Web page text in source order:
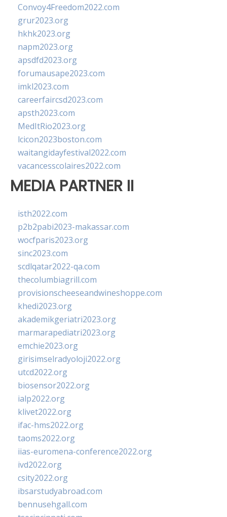
Convoy4Freedom2022.com
grur2023.org
hkhk2023.org
napm2023.org
apsdfd2023.org
forumausape2023.com
imkl2023.com
careerfaircsd2023.com
apsth2023.com
MedItRio2023.org
lcicon2023boston.com
waitangidayfestival2022.com
vacancesscolaires2022.com
MEDIA PARTNER II
isth2022.com
p2b2pabi2023-makassar.com
wocfparis2023.org
sinc2023.com
scdlqatar2022-qa.com
thecolumbiagrill.com
provisionscheeseandwineshoppe.com
khedi2023.org
akademikgeriatri2023.org
marmarapediatri2023.org
emchie2023.org
girisimselradyoloji2022.org
utcd2022.org
biosensor2022.org
ialp2022.org
klivet2022.org
ifac-hms2022.org
taoms2022.org
iias-euromena-conference2022.org
ivd2022.org
csity2022.org
ibsarstudyabroad.com
bennusehgall.com